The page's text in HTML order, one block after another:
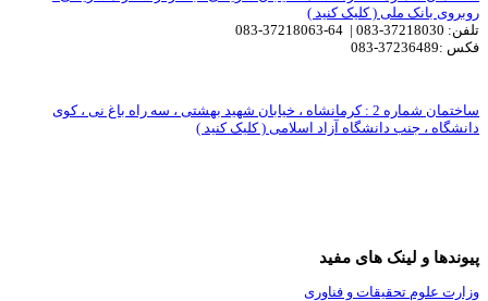
روبروی بانک ملی ( کلیک کنید )
تلفن: 37218030-083 | 64-37218063-083
فکس :37236489-083
ساختمان شماره 2 : کرمانشاه ، خیابان شهید بهشتی ، سه راه باغ نی ، کوی
دانشگاه ، جنب دانشگاه آزاد اسلامی ( کلیک کنید )
پیوندها و لینک های مفید
وزارت علوم تحقیقات و فناوری